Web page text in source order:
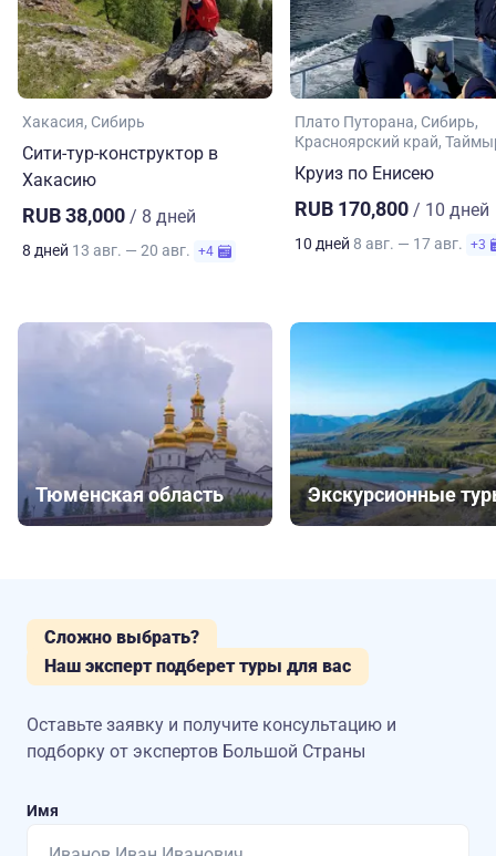
Хакасия Сибирь
Сити-тур-конструктор в
Хакасию
RUB 38,000 / 8 дней
8 дней 13 авг. — 20 авг. +4
Плато Путорана Сибирь
Красноярский край
Круиз по Енисею
RUB 170,800 / 10 дней
10 дней 8 авг. — 17 авг. +3
Тюменская область Экскурсионные
Сложно выбрать?
Наш эксперт подберет туры для вас
Оставьте заявку и получите консультацию и
подборку от экспертов Большой Страны
Имя